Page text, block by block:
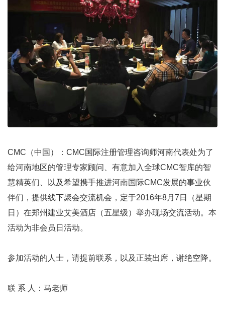
CMC （中国）：CMC国际注册管理咨询师河南代表处为了
给河南地区的管理专家顾问、有意加入全球CMC智库的智
慧精英们、以及希望携手推进河南国际CMC发展的事业伙
伴们，提供线下聚会交流机会，定于2016年8月7日（星期
日）在郑州建业艾美酒店（五星级）举办现场交流活动。本
活动为非会员日活动。
参加活动的人士，请提前联系，以及正装出席，谢绝空降。
联 系 人：马老师